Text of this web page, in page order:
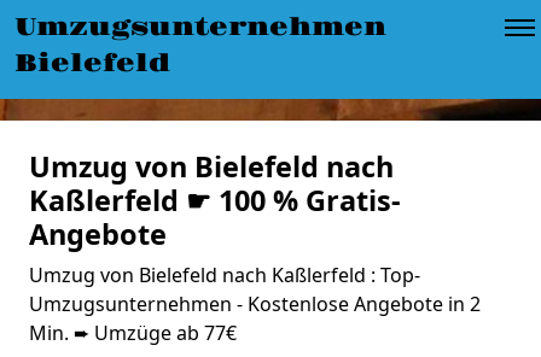
Umzugsunternehmen
Bielefeld
Umzug von Bielefeld nach
Kaßlerfeld ☛ 100 % Gratis-
Angebote
Umzug von Bielefeld nach Kaßlerfeld : Top-
Umzugsunternehmen - Kostenlose Angebote in 2
Min. ➨ Umzüge ab 77€